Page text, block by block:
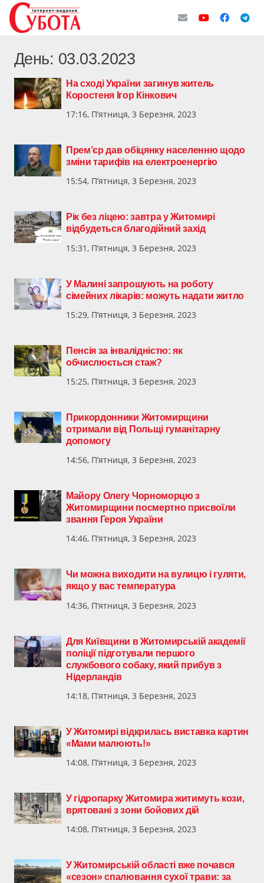
День: 03.03.2023
На сході України загинув житель
Коростеня Ігор Кінкович
17:16, П’ятниця, 3 Березня, 2023
Прем’єр дав обіцянку населенню щодо
зміни тарифів на електроенергію
15:54, П’ятниця, 3 Березня, 2023
Рік без ліцею: завтра у Житомирі
відбудеться благодійний захід
15:31, П’ятниця, 3 Березня, 2023
У Малині запрошують на роботу
сімейних лікарів: можуть надати житло
15:29, П’ятниця, 3 Березня, 2023
Пенсія за інвалідністю: як
обчислюється стаж?
15:25, П’ятниця, 3 Березня, 2023
Прикордонники Житомирщини
отримали від Польщі гуманітарну
допомогу
14:56, П’ятниця, 3 Березня, 2023
Майору Олегу Чорноморцю з
Житомирщини посмертно присвоїли
звання Героя України
14:46, П’ятниця, 3 Березня, 2023
Чи можна виходити на вулицю і гуляти,
якщо у вас температура
14:36, П’ятниця, 3 Березня, 2023
Для Київщини в Житомирській академії
поліції підготували першого
службового собаку, який прибув з
Нідерландів
14:18, П’ятниця, 3 Березня, 2023
У Житомирі відкрилась виставка картин
«Мами малюють!»
14:08, П’ятниця, 3 Березня, 2023
У гідропарку Житомира житимуть кози,
врятовані з зони бойових дій
14:08, П’ятниця, 3 Березня, 2023
У Житомирській області вже почався
«сезон» спалювання сухої трави: за